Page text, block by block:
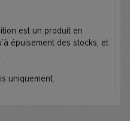
est un produit en
épuisement des stocks, et
uniquement.